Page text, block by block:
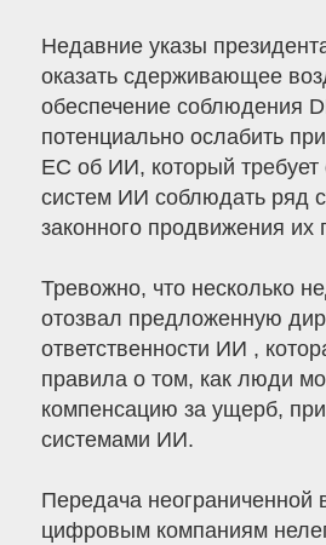
Недавние указы
оказать сдерживающее
обеспечение соблюдения
потенциально ослабить
ЕС об ИИ, который требует
систем ИИ соблюдать ряд
законного продвижения их
Тревожно, что несколько
отозвал предложенную
ответственности ИИ ,
правила о том, как люди
компенсацию за ущерб,
системами ИИ.
Передача неограниченной
цифровым компаниям